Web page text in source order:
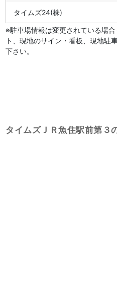
タイムズ24(株)
※駐車場情報は変更されている場
ト、現地のサイン・看板、現地駐
下さい。
タイムズＪＲ魚住駅前第３